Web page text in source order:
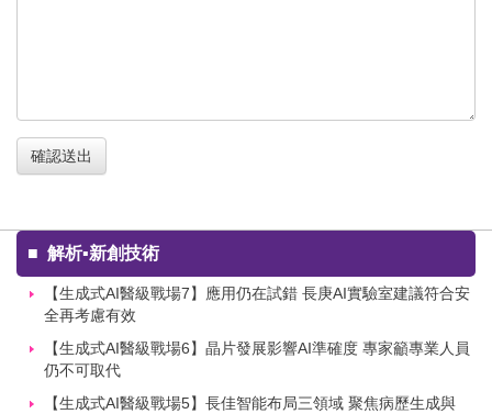
確認送出
■ 解析▪新創技術
【生成式AI醫級戰場7】應用仍在試錯 長庚AI實驗室建議符合安
全再考慮有效
【生成式AI醫級戰場6】晶片發展影響AI準確度 專家籲專業人員
仍不可取代
【生成式AI醫級戰場5】長佳智能布局三領域 聚焦病歷生成與